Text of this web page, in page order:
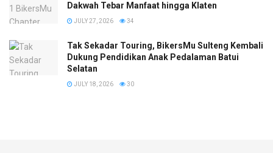
Dakwah Tebar Manfaat hingga Klaten
JULY 27, 2026 34
Tak Sekadar Touring, BikersMu Sulteng Kembali
Dukung Pendidikan Anak Pedalaman Batui
Selatan
JULY 18, 2026 30